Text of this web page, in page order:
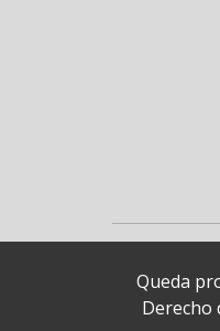
Queda
Derecho